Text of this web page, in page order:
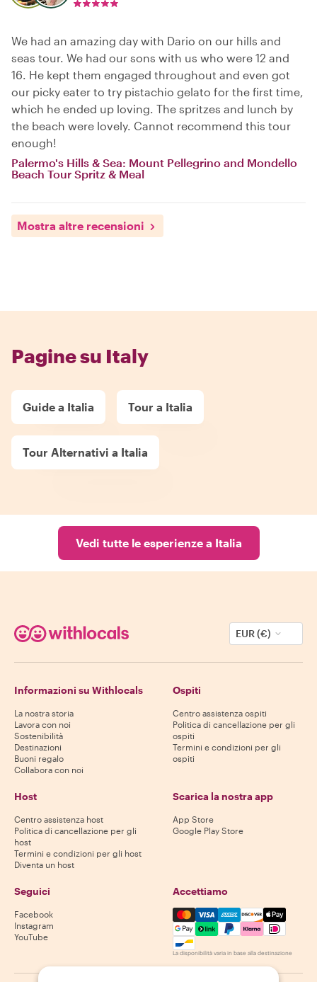
We had an amazing day with Dario on our hills and
seas tour. We had our sons with us who were 12 and
16. He kept them engaged throughout and even got
our picky eater to try pistachio gelato for the first time,
which he ended up loving. The spritzes and lunch by
the beach were lovely. Cannot recommend this tour
enough!
Palermo's Hills & Sea: Mount Pellegrino and Mondello
Beach Tour Spritz & Meal
Mostra altre recensioni
Pagine su Italy
Guide a Italia Tour a Italia
Tour Alternativi a Italia
Vedi tutte le esperienze a Italia
EUR (€)
Informazioni su Withlocals
La nostra storia
Lavora con noi
Sostenibilità
Destinazioni
Buoni regalo
Collabora con noi
Ospiti
Centro assistenza ospiti
Politica di cancellazione per gli
ospiti
Termini e condizioni per gli
ospiti
Host
Centro assistenza host
Politica di cancellazione per gli
host
Termini e condizioni per gli host
Diventa un host
Scarica la nostra app
App Store
Google Play Store
Seguici
Facebook
Instagram
YouTube
Accettiamo
Mastercard, Visa, Amex,
La disponibilità varia in base alla destinazione